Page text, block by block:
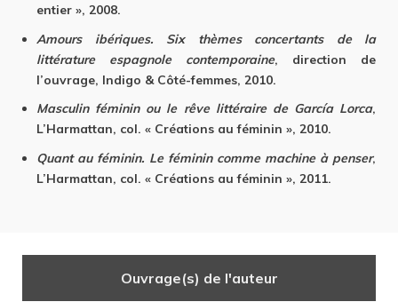
entier », 2008.
Amours ibériques. Six thèmes concertants de la
littérature espagnole contemporaine, direction de
l’ouvrage, Indigo & Côté-femmes, 2010.
Masculin féminin ou le rêve littéraire de García Lorca,
L’Harmattan, col. « Créations au féminin », 2010.
Quant au féminin. Le féminin comme machine à penser,
L’Harmattan, col. « Créations au féminin », 2011.
Ouvrage(s) de l'auteur